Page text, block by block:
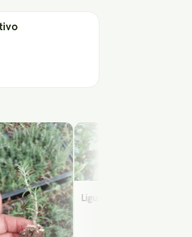
Ligustrina